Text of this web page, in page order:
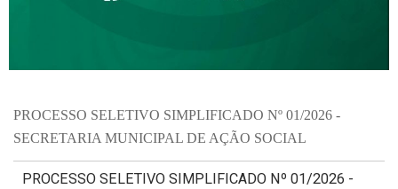
PROCESSO SELETIVO SIMPLIFICADO Nº 01/2026 -
SECRETARIA MUNICIPAL DE AÇÃO SOCIAL
PROCESSO SELETIVO SIMPLIFICADO Nº 01/2026 -